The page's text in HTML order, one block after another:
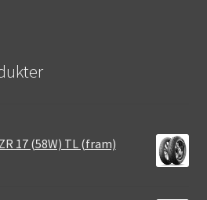
17 (58W) TL (fram)